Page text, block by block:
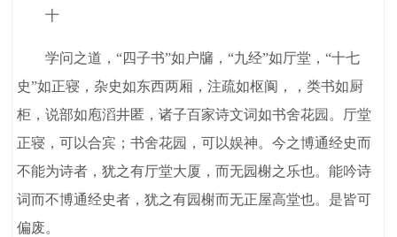
十
学问之道，“四子书”如户牖，“九经”如厅堂，“十七
史”如正寝，杂史如东西两厢，注疏如枢阆，，类书如厨
柜，说部如庖滔井匿，诸子百家诗文词如书舍花园。厅堂
正寝，可以合宾；书舍花园，可以娱神。今之博通经史而
不能为诗者，犹之有厅堂大厦，而无园榭之乐也。能吟诗
词而不博通经史者，犹之有园榭而无正屋高堂也。是皆可
偏废。